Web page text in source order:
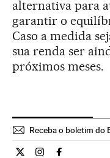
alternativa para
garantir o
Caso a medida
sua renda ser
próximos meses.
Receba o boletim do